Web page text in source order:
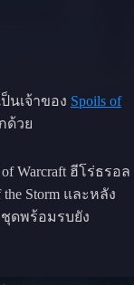
นเจ้าของ Spoils of
ด้วย
Warcraft ฮีโร่ธรอล
Storm และหลัง
ชุดพร้อมรบยัง